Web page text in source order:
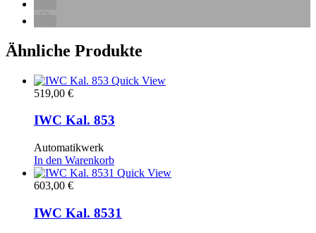
Ähnliche Produkte
Quick View
519,00 €
IWC Kal. 853
Automatikwerk
In den Warenkorb
Quick View
603,00 €
IWC Kal. 8531